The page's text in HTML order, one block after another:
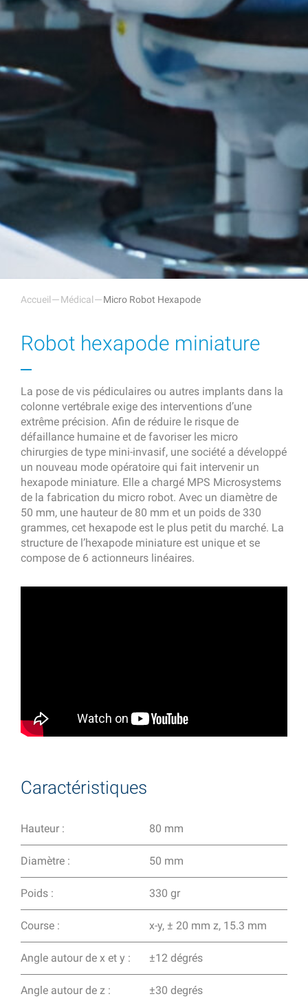
Accueil Médical Micro Robot Hexapode
Robot hexapode miniature
La pose de vis pédiculaires ou autres implants dans la
colonne vertébrale exige des interventions d’une
extrême précision. Afin de réduire le risque de
défaillance humaine et de favoriser les micro
chirurgies de type mini-invasif, une société a développé
un nouveau mode opératoire qui fait intervenir un
hexapode miniature. Elle a chargé MPS Microsystems
de la fabrication du micro robot. Avec un diamètre de
50 mm, une hauteur de 80 mm et un poids de 330
grammes, cet hexapode est le plus petit du marché. La
structure de l’hexapode miniature est unique et se
compose de 6 actionneurs linéaires.
Caractéristiques
Hauteur : 80 mm
Diamètre : 50 mm
Poids : 330 gr
Course : x-y, ± 20 mm z, 15.3 mm
Angle autour de x et y : ±12 dégrés
Angle autour de z : ±30 degrés